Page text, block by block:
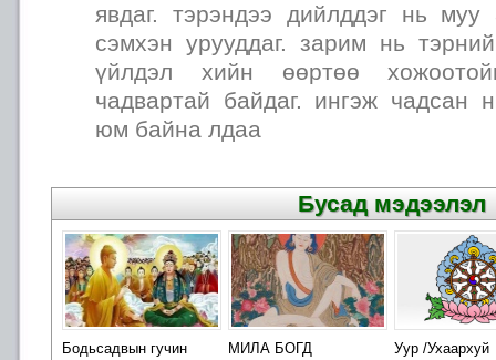
явдаг. тэрэндээ дийлддэг нь
сэмхэн урууддаг. зарим нь
үйлдэл хийн өөртөө
чадвартай байдаг. ингэж чадсан
юм байна лдаа
Бусад мэдээлэл
Бодьсадвын гучин
МИЛА БОГД
Уур /Ухаархуй